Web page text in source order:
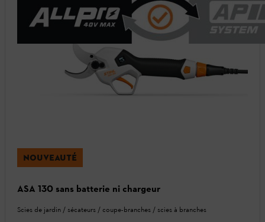
NOUVEAUTÉ
ASA 130 sans batterie ni chargeur
Scies de jardin / sécateurs / coupe-branches / scies à branches